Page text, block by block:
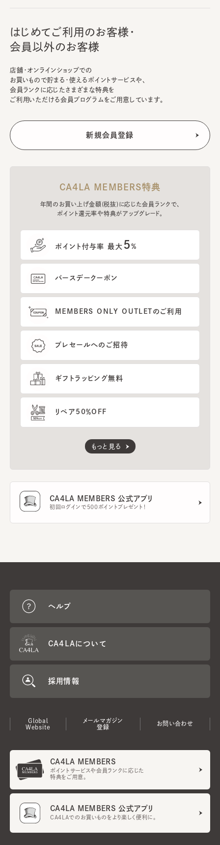
はじめてご利用のお客様・
会員以外のお客様
店舗・オンラインショップでの
お買いもので貯まる・使えるポイントサービスや、
会員ランクに応じたさまざまな特典を
ご利用いただける会員プログラムをご用意しています。
CA4LA MEMBERS特典
年間のお買い上げ金額(税抜)に応じた会員ランクで、
ポイント還元率や特典がアップグレード。
ポイント付与率 最大 5%
バースデークーポン
MEMBERS ONLY OUTLETのご利用
プレセールへのご招待
ギフトラッピング無料
リペア50％OFF
もっと見る
CA4LA MEMBERS 公式アプリ
初回ログインで500ポイントプレゼント！
ヘルプ
CA4LAについて
採用情報
Global
Website
メールマガジン
登録
お問い合わせ
CA4LA MEMBERS
ポイントサービスや会員ランクに応じた
特典をご用意。
CA4LA MEMBERS 公式アプリ
CA4LAでのお買いものをより楽しく便利に。